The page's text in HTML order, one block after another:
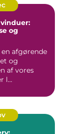
og
afgørende
og
af vores
l...